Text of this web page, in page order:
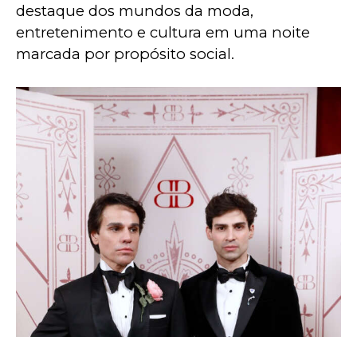
destaque dos mundos da moda,
entretenimento e cultura em uma noite
marcada por propósito social.